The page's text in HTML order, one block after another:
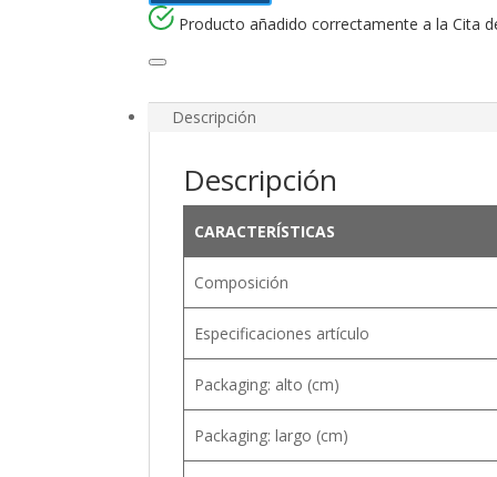
Producto añadido correctamente a la Cita
Descripción
Descripción
CARACTERÍSTICAS
Composición
Especificaciones artículo
Packaging: alto (cm)
Packaging: largo (cm)